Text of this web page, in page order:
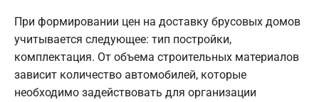
При формировании цен на доставку брусовых домов
учитывается следующее: тип постройки,
комплектация. От объема строительных материалов
зависит количество автомобилей, которые
необходимо задействовать для организации